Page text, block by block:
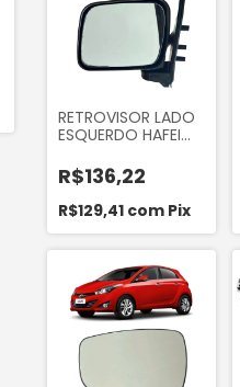
RETROVISOR LADO
ESQUERDO HAFEI
2013 (3 FUROS)
R$136,22
R$129,41 com Pix